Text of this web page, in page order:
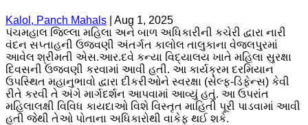
Kalol, Panch Mahals
Aug 1, 2025
પંચમહાલ જિલ્લા મહિલા અને બાળ અધિકારીની કચેરી દ્વારા નારી
વંદન સપ્તાહની ઉજવણી અંતર્ગત કાલોલ તાલુકાના વેજલપુરમાં
આવેલ શ્રીમતી એસ.આર.દવે કન્યા વિદ્યાલય ખાતે મહિલા સુરક્ષા
દિવસની ઉજવણી કરવામાં આવી હતી. આ કાર્યક્રમ દરમિયાન
ઉપસ્થિત મહાનુભાવો દ્વારા દીકરીઓને સ્વરક્ષા (સેલ્ફ-ડિફેન્સ) કેવી
રીતે કરવી તે અંગે માર્ગદર્શન આપવામાં આવ્યું હતું. આ ઉપરાંત
મહિલાલક્ષી વિવિધ કાયદાઓ વિશે વિસ્તૃત માહિતી પૂરી પાડવામાં આવી
હતી જેથી તેઓ પોતાના અધિકારોથી વાકેફ થઈ શકે.